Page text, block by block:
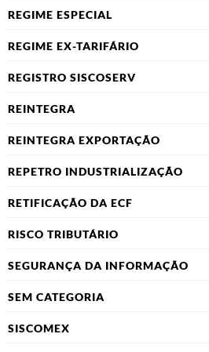
REGIME ESPECIAL
REGIME EX-TARIFÁRIO
REGISTRO SISCOSERV
REINTEGRA
REINTEGRA EXPORTAÇÃO
REPETRO INDUSTRIALIZAÇÃO
RETIFICAÇÃO DA ECF
RISCO TRIBUTÁRIO
SEGURANÇA DA INFORMAÇÃO
SEM CATEGORIA
SISCOMEX